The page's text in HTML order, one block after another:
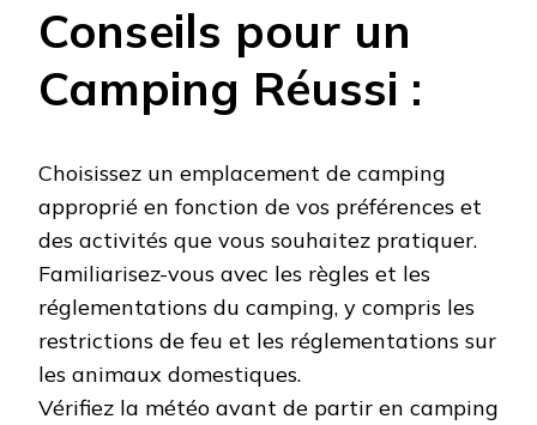
Conseils pour un
Camping Réussi :
Choisissez un emplacement de camping
approprié en fonction de vos préférences et
des activités que vous souhaitez pratiquer.
Familiarisez-vous avec les règles et les
réglementations du camping, y compris les
restrictions de feu et les réglementations sur
les animaux domestiques.
Vérifiez la météo avant de partir en camping